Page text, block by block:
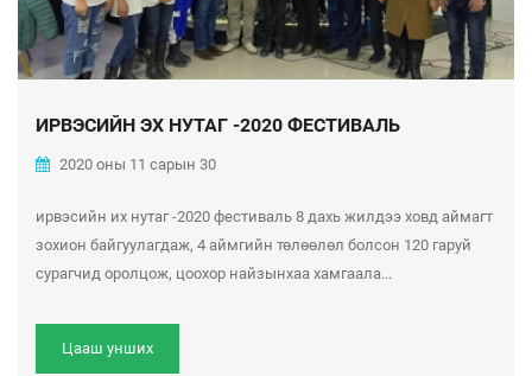
ИРВЭСИЙН ЭХ НУТАГ -2020 ФЕСТИВАЛЬ
2020 оны 11 сарын 30
ирвэсийн их нутаг -2020 фестиваль 8 дахь жилдээ ховд аймагт
зохион байгуулагдаж, 4 аймгийн төлөөлөл болсон 120 гаруй
сурагчид оролцож, цоохор найзынхаа хамгаала...
Цааш унших